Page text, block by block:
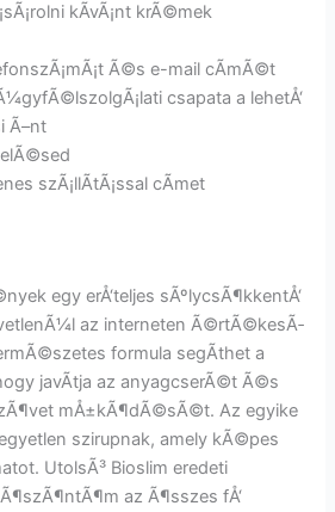
kÃ­vÃ¡nt krÃ©mek
Ã©s e-mail cÃ­mÃ©t
csapata a lehetÅ‘
Ã–nt
szÃ¡llÃ­tÃ¡ssal cÃ­met
egy erÅ‘teljes sÃºlycsÃ¶kkentÅ‘
az interneten Ã©rtÃ©kesÃ­
formula segÃ­thet a
javÃ­tja az anyagcserÃ©t Ã©s
mÅ±kÃ¶dÃ©sÃ©t. Az egyike
szirupnak, amely kÃ©pes
UtolsÃ³ Bioslim eredeti
az Ã¶sszes fÅ‘